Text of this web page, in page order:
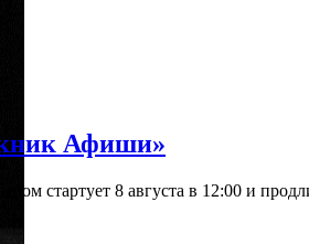
Афиши»
стартует 8 августа в 12:00 и